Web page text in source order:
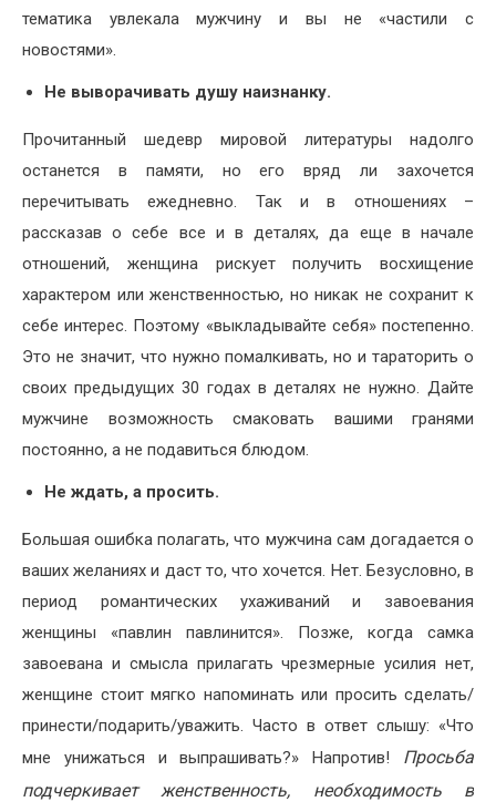
тематика увлекала мужчину и вы не «частили с
новостями».
Не выворачивать душу наизнанку.
Прочитанный шедевр мировой литературы надолго
останется в памяти, но его вряд ли захочется
перечитывать ежедневно. Так и в отношениях –
рассказав о себе все и в деталях, да еще в начале
отношений, женщина рискует получить восхищение
характером или женственностью, но никак не сохранит к
себе интерес. Поэтому «выкладывайте себя» постепенно.
Это не значит, что нужно помалкивать, но и тараторить о
своих предыдущих 30 годах в деталях не нужно. Дайте
мужчине возможность смаковать вашими гранями
постоянно, а не подавиться блюдом.
Не ждать, а просить.
Большая ошибка полагать, что мужчина сам догадается о
ваших желаниях и даст то, что хочется. Нет. Безусловно, в
период романтических ухаживаний и завоевания
женщины «павлин павлинится». Позже, когда самка
завоевана и смысла прилагать чрезмерные усилия нет,
женщине стоит мягко напоминать или просить сделать/
принести/подарить/уважить. Часто в ответ слышу: «Что
мне унижаться и выпрашивать?» Напротив! Просьба
подчеркивает женственность, необходимость в